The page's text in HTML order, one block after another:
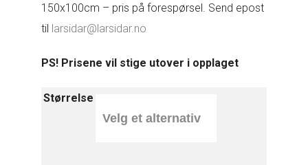
150x100cm – pris på forespørsel. Send epost
til larsidar@larsidar.no
PS! Prisene vil stige utover i opplaget
Størrelse